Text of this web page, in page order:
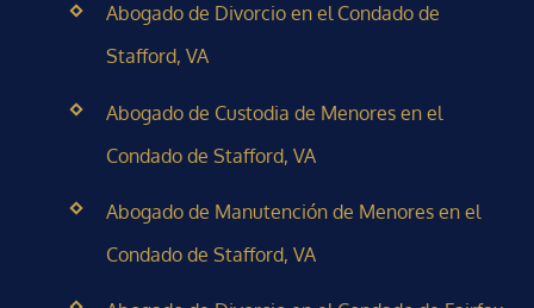
Abogado de Divorcio en el Condado de
Stafford, VA
Abogado de Custodia de Menores en el
Condado de Stafford, VA
Abogado de Manutención de Menores en el
Condado de Stafford, VA